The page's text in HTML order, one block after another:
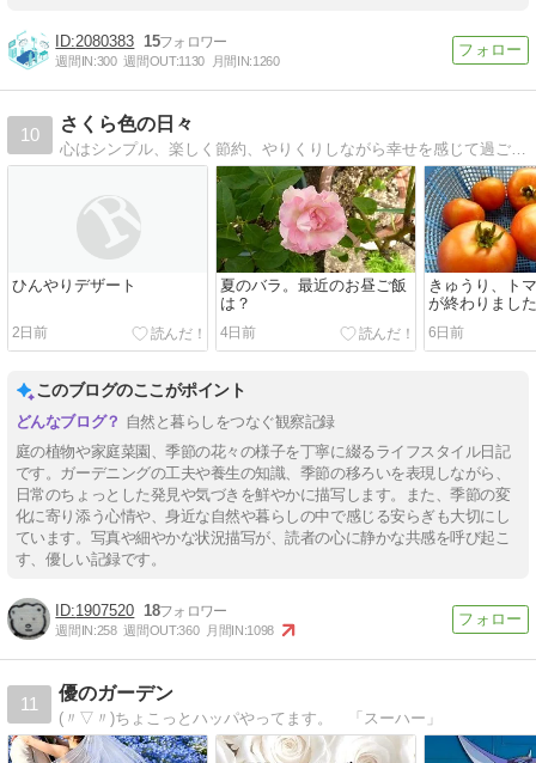
2080383 15
週間IN:300 週間OUT:1130 月間IN:1260
10
さくら色の日々
心はシンプル、楽しく節約、やりくりしながら幸せを感じて過ごしていきたい、そんな主婦の日記です。
ひんやりデザート
2日前
夏のバラ。最近のお昼ご飯
は？
4日前
きゅうり、ト
が終わりまし
6日前
このブログのここがポイント
自然と暮らしをつなぐ観察記録
庭の植物や家庭菜園、季節の花々の様子を丁寧に綴るライフスタイル日記
です。ガーデニングの工夫や養生の知識、季節の移ろいを表現しながら、
日常のちょっとした発見や気づきを鮮やかに描写します。また、季節の変
化に寄り添う心情や、身近な自然や暮らしの中で感じる安らぎも大切にし
ています。写真や細やかな状況描写が、読者の心に静かな共感を呼び起こ
す、優しい記録です。
1907520 18
週間IN:258 週間OUT:360 月間IN:1098
11
優のガーデン
(〃▽〃)ちょこっとハッパやってます。 「スーハー」